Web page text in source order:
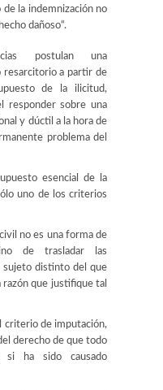
de la indemnización no
dañoso“.
postulan una
resarcitorio a partir de
de la ilicitud,
responder sobre una
y dúctil a la hora de
problema del
esencial de la
uno de los criterios
no es una forma de
de trasladar las
sujeto distinto del que
razón que justifique tal
criterio de imputación,
derecho de que todo
si ha sido causado